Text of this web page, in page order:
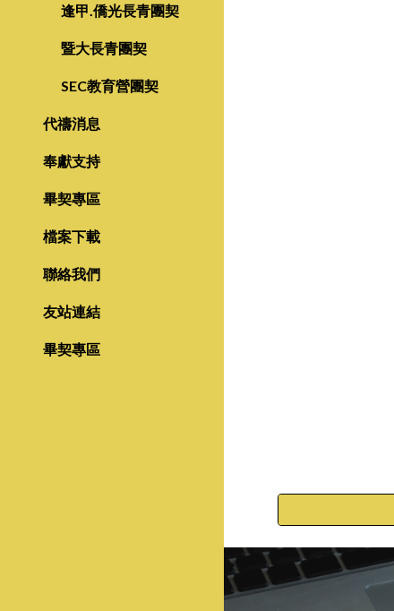
逢甲.僑光長青團契
暨大長青團契
SEC教育營團契
代禱消息
奉獻支持
畢契專區
檔案下載
聯絡我們
友站連結
畢契專區